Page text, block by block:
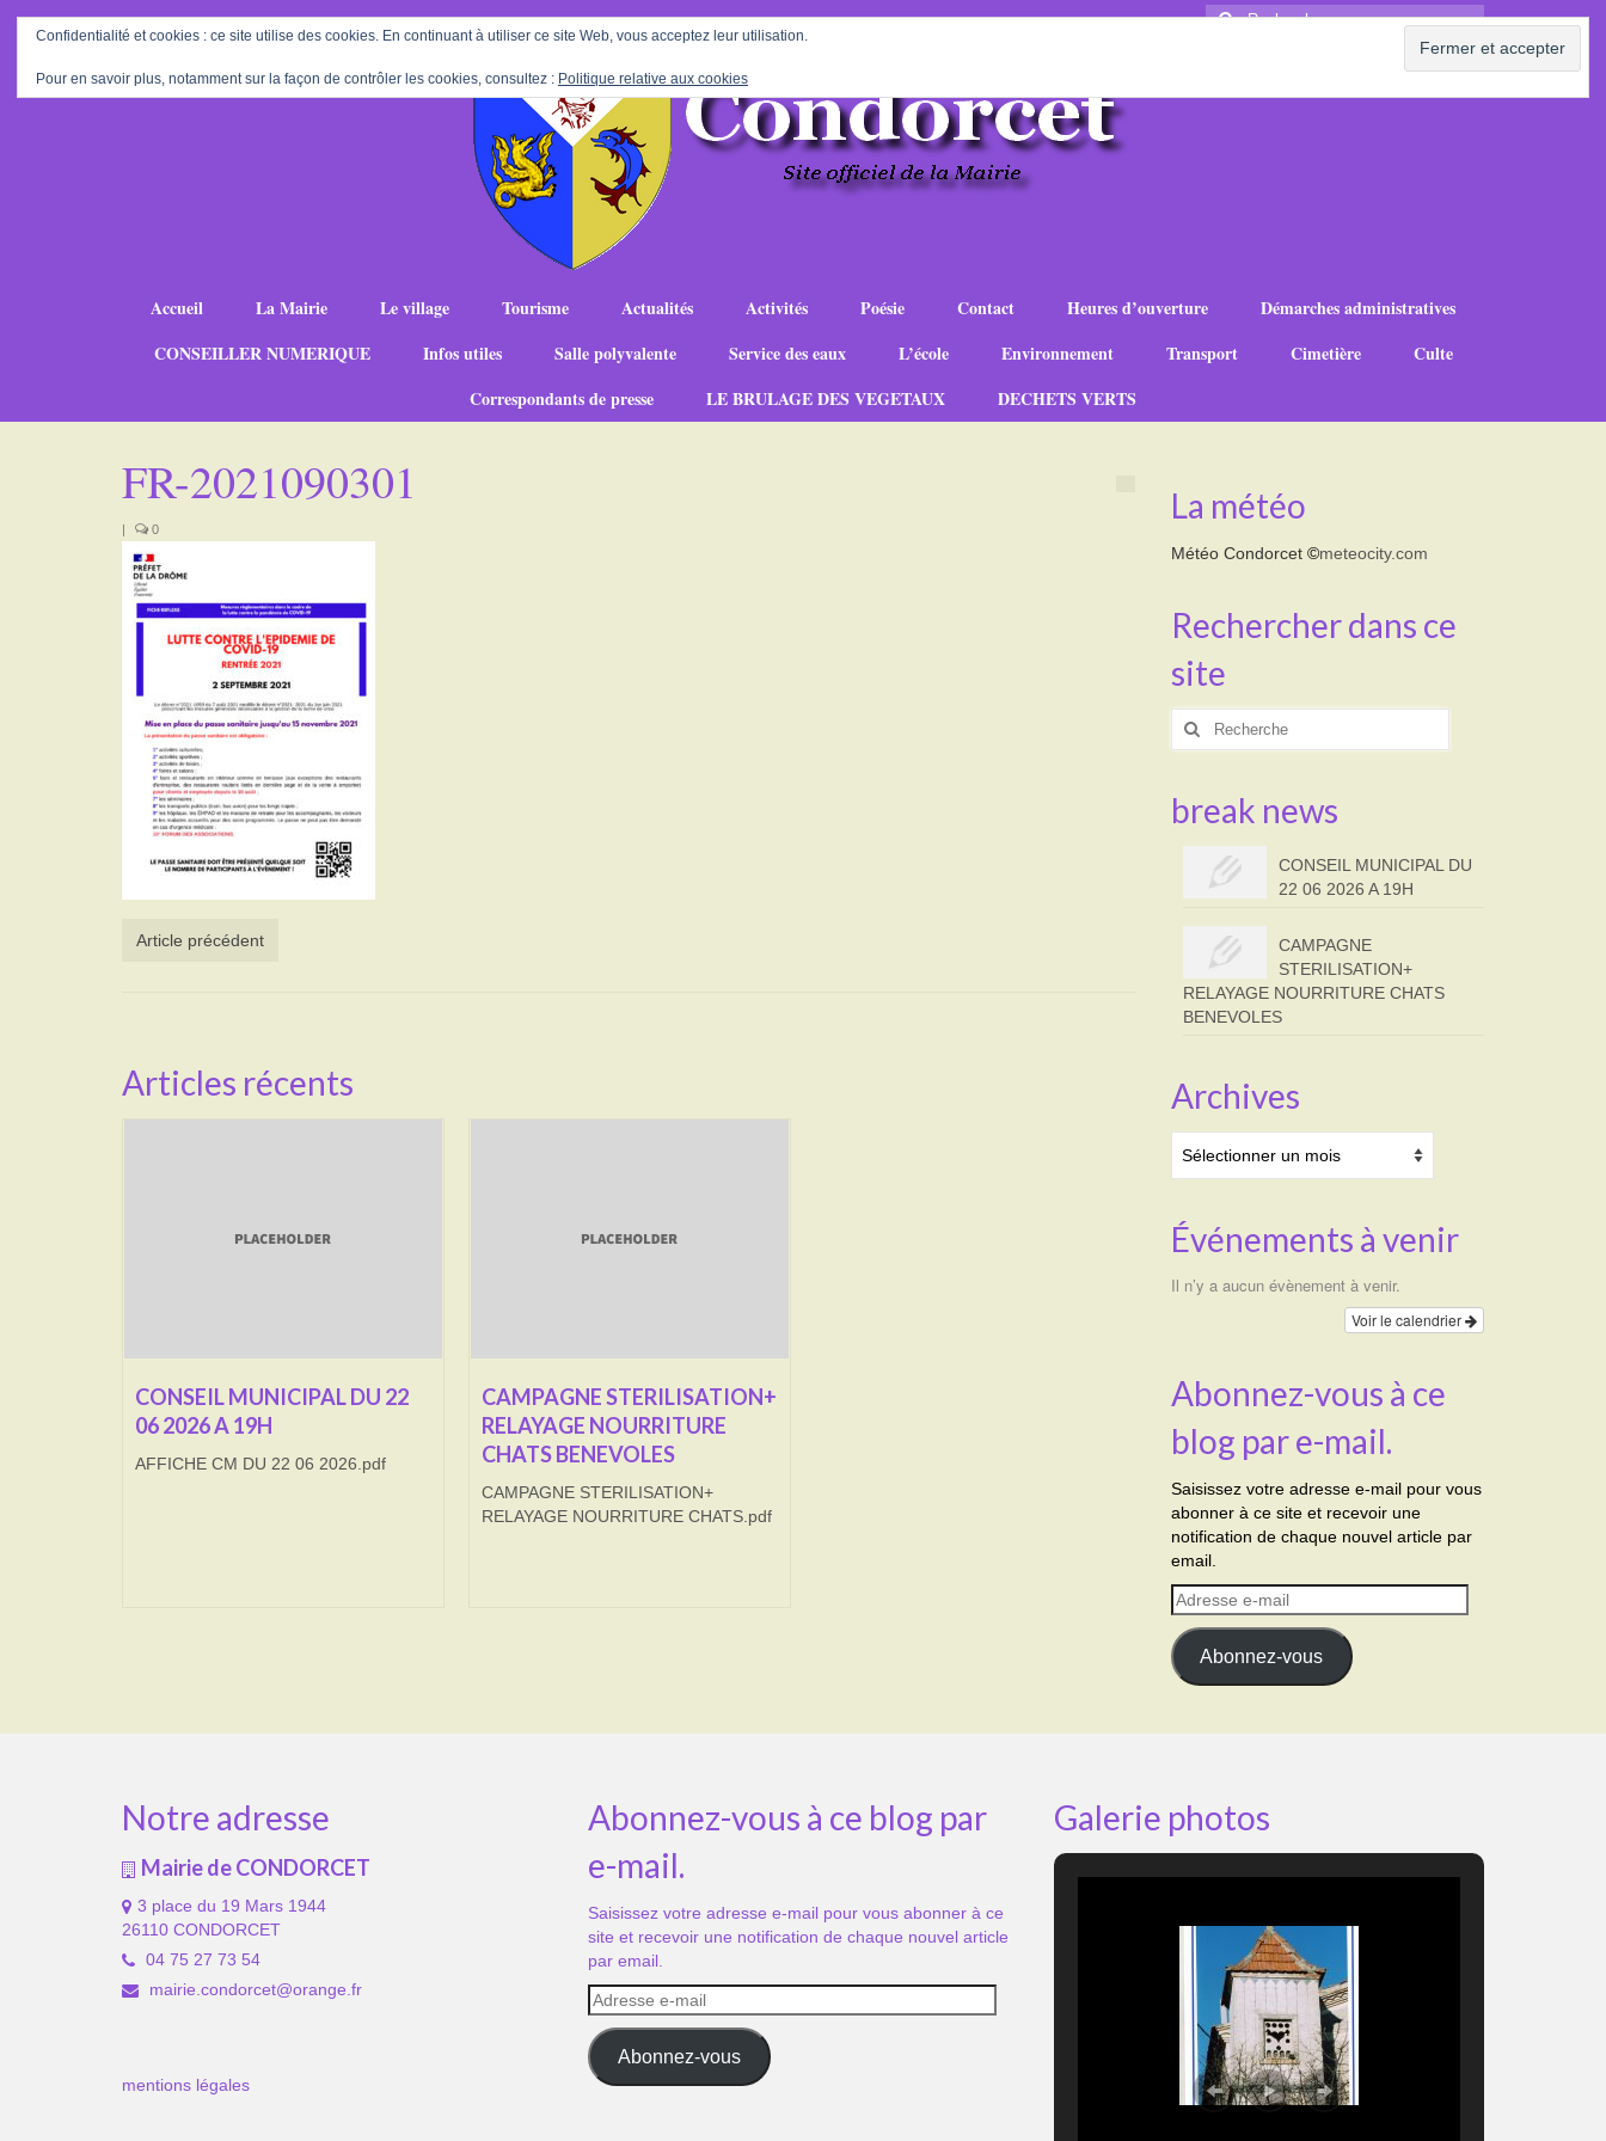
Rechercher
Accueil La Mairie Le village Tourisme Actualités Activités Poésie Contact Heures d’ouverture
Démarches administratives
CONSEILLER NUMERIQUE
Infos utiles Salle polyvalente Service des eaux L’école Environnement Transport Cimetière
Culte
Correspondants de presse
LE BRULAGE DES VEGETAUX DECHETS VERTS
FR-2021090301
| 0
Article précédent
Articles récents
CONSEIL MUNICIPAL DU 22
06 2026 A 19H
AFFICHE CM DU 22 06 2026.pdf
CAMPAGNE STERILISATION+
RELAYAGE NOURRITURE
CHATS BENEVOLES
CAMPAGNE STERILISATION+
RELAYAGE NOURRITURE CHATS.pdf
La météo
Météo Condorcet©meteocity.com
Rechercher dans ce
site
Rechercher
break news
CONSEIL MUNICIPAL DU
22 06 2026 A 19H
CAMPAGNE
STERILISATION+
RELAYAGE NOURRITURE CHATS
BENEVOLES
Archives
Événements à venir
Il n’y a aucun évènement à venir.
Voir le calendrier
Abonnez-vous à ce
blog par e-mail.
Saisissez votre adresse e-mail pour vous
abonner à ce site et recevoir une
notification de chaque nouvel article par
email.
Adresse
e-
mail
Abonnez-vous
Notre adresse
Mairie de CONDORCET
3 place du 19 Mars 1944
26110 CONDORCET
04 75 27 73 54
mairie.condorcet@orange.fr
mentions légales
Abonnez-vous à ce blog par
e-mail.
Saisissez votre adresse e-mail pour vous abonner à ce
site et recevoir une notification de chaque nouvel article
par email.
Adresse
e-
mail
Abonnez-vous
Galerie photos
Confidentialité et cookies : ce site utilise des cookies. En continuant à utiliser ce site Web, vous acceptez leur utilisation.
Pour en savoir plus, notamment sur la façon de contrôler les cookies, consultez : Politique relative aux cookies